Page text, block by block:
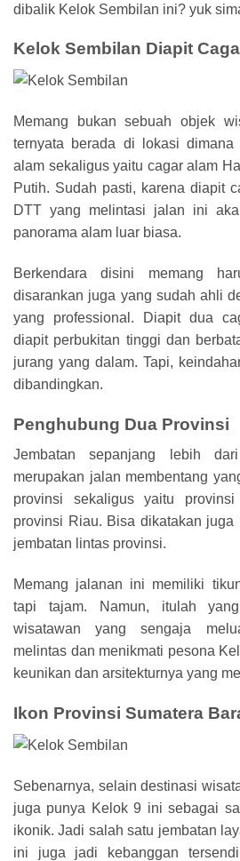
dibalik Kelok Sembilan ini? yuk
Kelok Sembilan Diapit
Memang bukan sebuah objek
ternyata berada di lokasi
alam sekaligus yaitu cagar alam
Putih. Sudah pasti, karena diapit
DTT yang melintasi jalan ini
panorama alam luar biasa.
Berkendara disini memang
disarankan juga yang sudah ahli
yang professional. Diapit dua
diapit perbukitan tinggi dan
jurang yang dalam. Tapi,
dibandingkan.
Penghubung Dua Provinsi
Jembatan sepanjang lebih
merupakan jalan membentang
provinsi sekaligus yaitu
provinsi Riau. Bisa dikatakan
jembatan lintas provinsi.
Memang jalanan ini memiliki
tapi tajam. Namun, itulah
wisatawan yang sengaja
melintas dan menikmati pesona
keunikan dan arsitekturnya yang
Ikon Provinsi Sumatera
Sebenarnya, selain destinasi
juga punya Kelok 9 ini sebagai
ikonik. Jadi salah satu jembatan
ini juga jadi kebanggan